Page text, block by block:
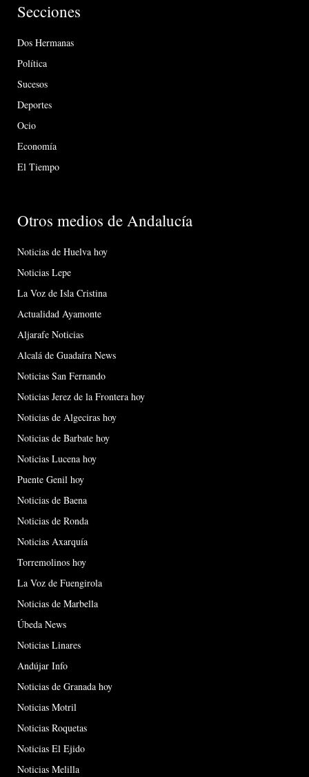
Secciones
Dos Hermanas
Política
Sucesos
Deportes
Ocio
Economía
El Tiempo
Otros medios de Andalucía
Noticias de Huelva hoy
Noticias Lepe
La Voz de Isla Cristina
Actualidad Ayamonte
Aljarafe Noticias
Alcalá de Guadaíra News
Noticias San Fernando
Noticias Jerez de la Frontera hoy
Noticias de Algeciras hoy
Noticias de Barbate hoy
Noticias Lucena hoy
Puente Genil hoy
Noticias de Baena
Noticias de Ronda
Noticias Axarquía
Torremolinos hoy
La Voz de Fuengirola
Noticias de Marbella
Úbeda News
Noticias Linares
Andújar Info
Noticias de Granada hoy
Noticias Motril
Noticias Roquetas
Noticias El Ejido
Noticias Melilla